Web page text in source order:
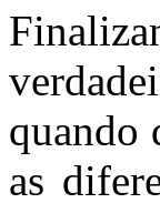
quando
as